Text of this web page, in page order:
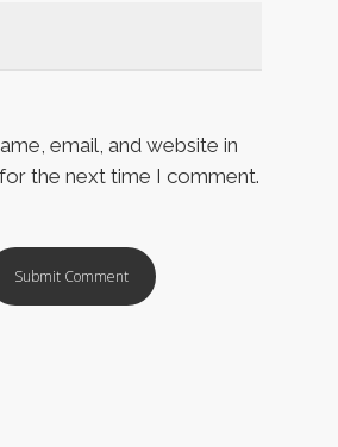
email, and website in
the next time I comment.